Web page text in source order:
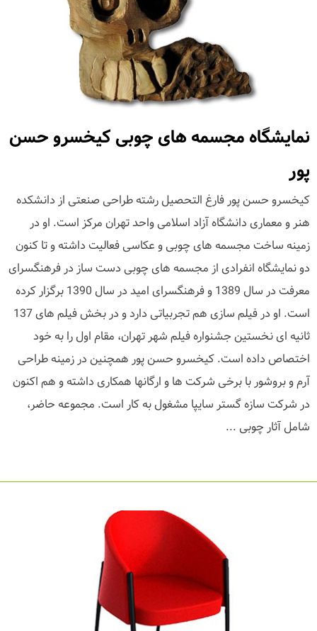
نمایشگاه مجسمه های چوبی کیخسرو حسن
پور
کیخسرو حسن پور فارغ التحصیل رشته طراحی صنعتی از دانشکده
هنر و معماری دانشگاه آزاد اسلامی واحد تهران مرکز است. او در
زمینه ساخت مجسمه های چوبی و عکاسی فعالیت داشته و تا کنون
دو نمایشگاه انفرادی از مجسمه های چوبی دست ساز در فرهنگسرای
معرفت در سال 1389 و فرهنگسرای امید در سال 1390 برگزار کرده
است. او در فیلم سازی هم تجربیاتی دارد و در بخش فیلم های 137
ثانیه ای نخستین جشنواره فیلم شهر تهران، مقام اول را به خود
اختصاص داده است. کیخسرو حسن پور همچنین در زمینه طراحی
آرم و بروشور با برخی شرکت ها و ارگانها همکاری داشته و هم اکنون
در شرکت سازه گستر سایپا مشغول به کار است. مجموعه حاضر،
شامل آثار چوبی ...